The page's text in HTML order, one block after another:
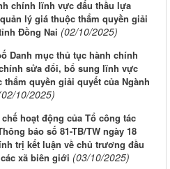
chính lĩnh vực đấu thầu lựa
lý giá thuộc thẩm quyền giải
Đồng Nai (02/10/2025)
Danh mục thủ tục hành chính
sửa đổi, bổ sung lĩnh vực
quyền giải quyết của Ngành
10/2025)
hoạt động của Tổ công tác
báo số 81-TB/TW ngày 18
trị kết luận về chủ trương đầu
xã biên giới (03/10/2025)